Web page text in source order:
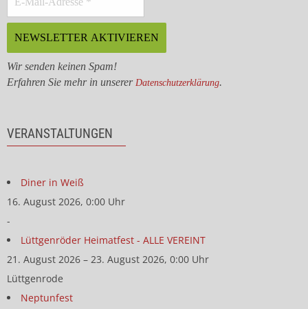
Wir senden keinen Spam!
Erfahren Sie mehr in unserer Datenschutzerklärung.
VERANSTALTUNGEN
Diner in Weiß
16. August 2026, 0:00 Uhr
-
Lüttgenröder Heimatfest - ALLE VEREINT
21. August 2026 – 23. August 2026, 0:00 Uhr
Lüttgenrode
Neptunfest